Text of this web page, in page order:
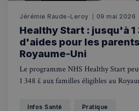
Jérémie Raude-Leroy 09 mai 2026
Healthy Start : jusqu'à 1
d'aides pour les
Royaume-Uni
Le programme NHS Healthy Start
1 348 £ aux familles éligibles au
Infos Santé Pratique